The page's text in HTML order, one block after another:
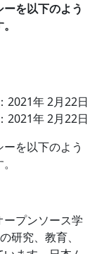
を以下のよう
2021年2月22日
2021年2月22日
を以下のよう
プンソース学
研究、教育、